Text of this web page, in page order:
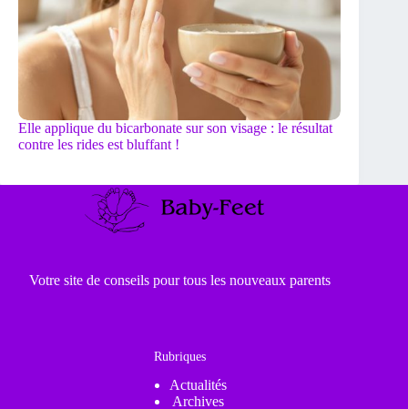
Elle applique du bicarbonate sur son visage : le résultat
contre les rides est bluffant !
Votre site de conseils pour tous les nouveaux parents
Rubriques
Actualités
Archives